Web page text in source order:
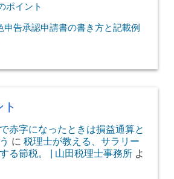
ポイント
申告承認申請書の書き方と記載例
赤字になったときは損益通算と
に 税理士が教える、サラリー
る節税。 | 山田税理士事務所よ